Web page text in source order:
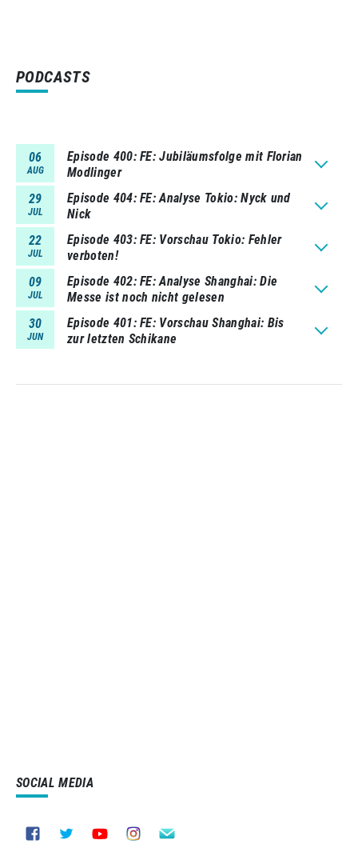
PODCASTS
06
AUG
Episode 400 FE: Jubiläumsfolge mit Florian
Modlinger
29
JUL
Episode 404 FE: Analyse Tokio: Nyck und
Nick
22
JUL
Episode 403 FE: Vorschau Tokio: Fehler
verboten!
09
JUL
Episode 402 FE: Analyse Shanghai: Die
Messe ist noch nicht gelesen
30
JUN
Episode 401 FE: Vorschau Shanghai: Bis
zur letzten Schikane
SOCIAL MEDIA